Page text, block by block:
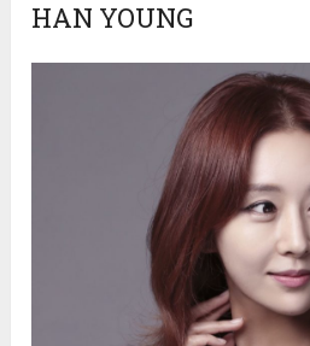
HAN YOUNG